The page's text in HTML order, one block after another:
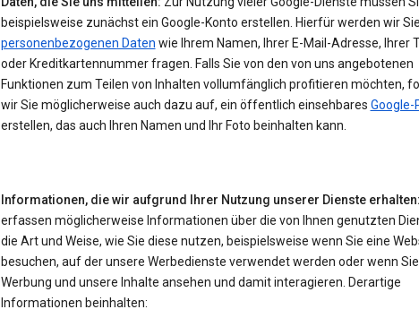
beispielsweise zunächst ein Google-Konto erstellen. Hierfür werden wir
personenbezogenen Daten wie Ihrem Namen, Ihrer E-Mail-Adresse, Ihrer
oder Kreditkartennummer fragen. Falls Sie von den von uns angebotenen
Funktionen zum Teilen von Inhalten vollumfänglich profitieren möchten,
wir Sie möglicherweise auch dazu auf, ein öffentlich einsehbares Google-
erstellen, das auch Ihren Namen und Ihr Foto beinhalten kann.
Informationen, die wir aufgrund Ihrer Nutzung unserer Dienste
erfassen möglicherweise Informationen über die von Ihnen genutzten
die Art und Weise, wie Sie diese nutzen, beispielsweise wenn Sie eine
besuchen, auf der unsere Werbedienste verwendet werden oder wenn
Werbung und unsere Inhalte ansehen und damit interagieren. Derartige
Informationen beinhalten: